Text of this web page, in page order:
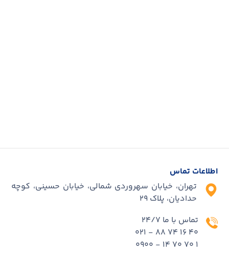
اطلاعات تماس
تهران، خیابان سهروردی شمالی، خیابان حسینی، کوچه
حدادیان، پلاک ۲۹
تماس با ما 24/7
40 16 74 88 - 021
1 70 70 14 - 0900